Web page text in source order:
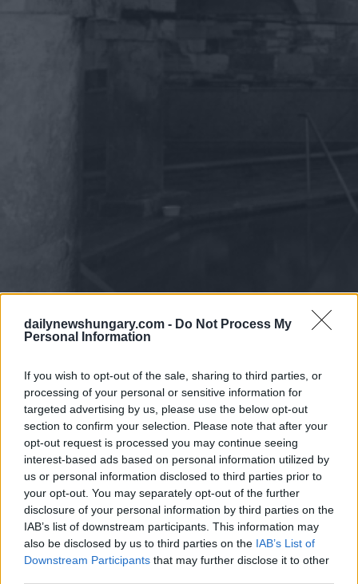
dailynewshungary.com - Do Not Process My
Personal Information
If you wish to opt-out of the sale, sharing to third parties, or
processing of your personal or sensitive information for
targeted advertising by us, please use the below opt-out
section to confirm your selection. Please note that after your
opt-out request is processed you may continue seeing
interest-based ads based on personal information utilized by
us or personal information disclosed to third parties prior to
your opt-out. You may separately opt-out of the further
disclosure of your personal information by third parties on the
IAB’s list of downstream participants. This information may
also be disclosed by us to third parties on the IAB’s List of
Downstream Participants that may further disclose it to other